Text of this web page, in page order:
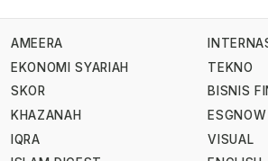
AMEERA
EKONOMI SYARIAH
SKOR
KHAZANAH
IQRA
TEKNO
BISNIS
ESGNOW
VISUAL